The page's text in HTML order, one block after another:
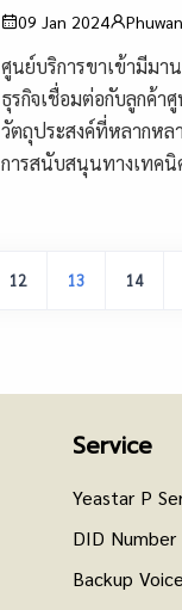
09 Jan 2024
ศูนย์บริการขาเข้ามีมา
ธุรกิจเชื่อมต่อกับลูกค้า
วัตถุประสงค์ที่หลากหล
การสนับสนุนทางเทคนิ
12 13 14
Service
Yeastar P
DID Number
Backup